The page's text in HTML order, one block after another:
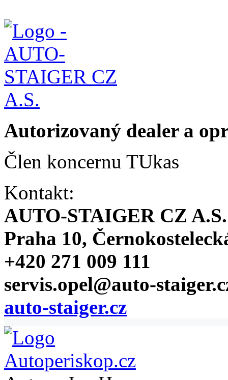
Autorizovaný dealer a
Člen koncernu TUkas
Kontakt:
AUTO-STAIGER CZ A.S.
Praha 10,
+420 271 009 111
servis.opel@auto-
auto-staiger.cz